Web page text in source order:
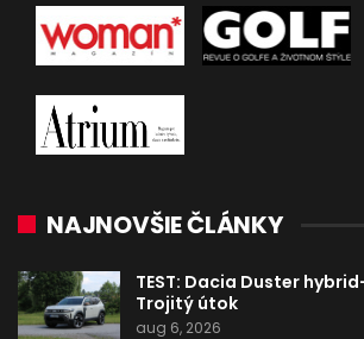
NAJNOVŠIE ČLÁNKY
TEST: Dacia Duster
Trojitý útok
aug 6, 2026